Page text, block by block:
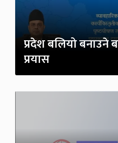
प्रदेश बलियो बनाउने
प्रयास